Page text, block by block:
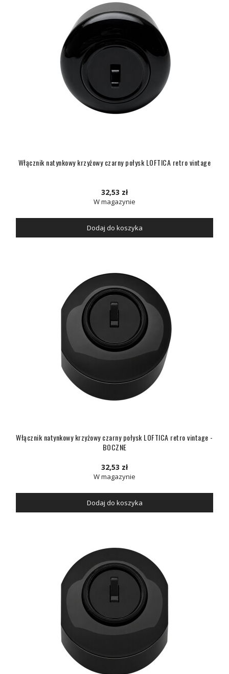
Włącznik natynkowy krzyżowy czarny połysk LOFTICA retro vintage
32,53 zł
W magazynie
Dodaj do koszyka
Włącznik natynkowy krzyżowy czarny połysk LOFTICA retro vintage -
BOCZNE
32,53 zł
W magazynie
Dodaj do koszyka